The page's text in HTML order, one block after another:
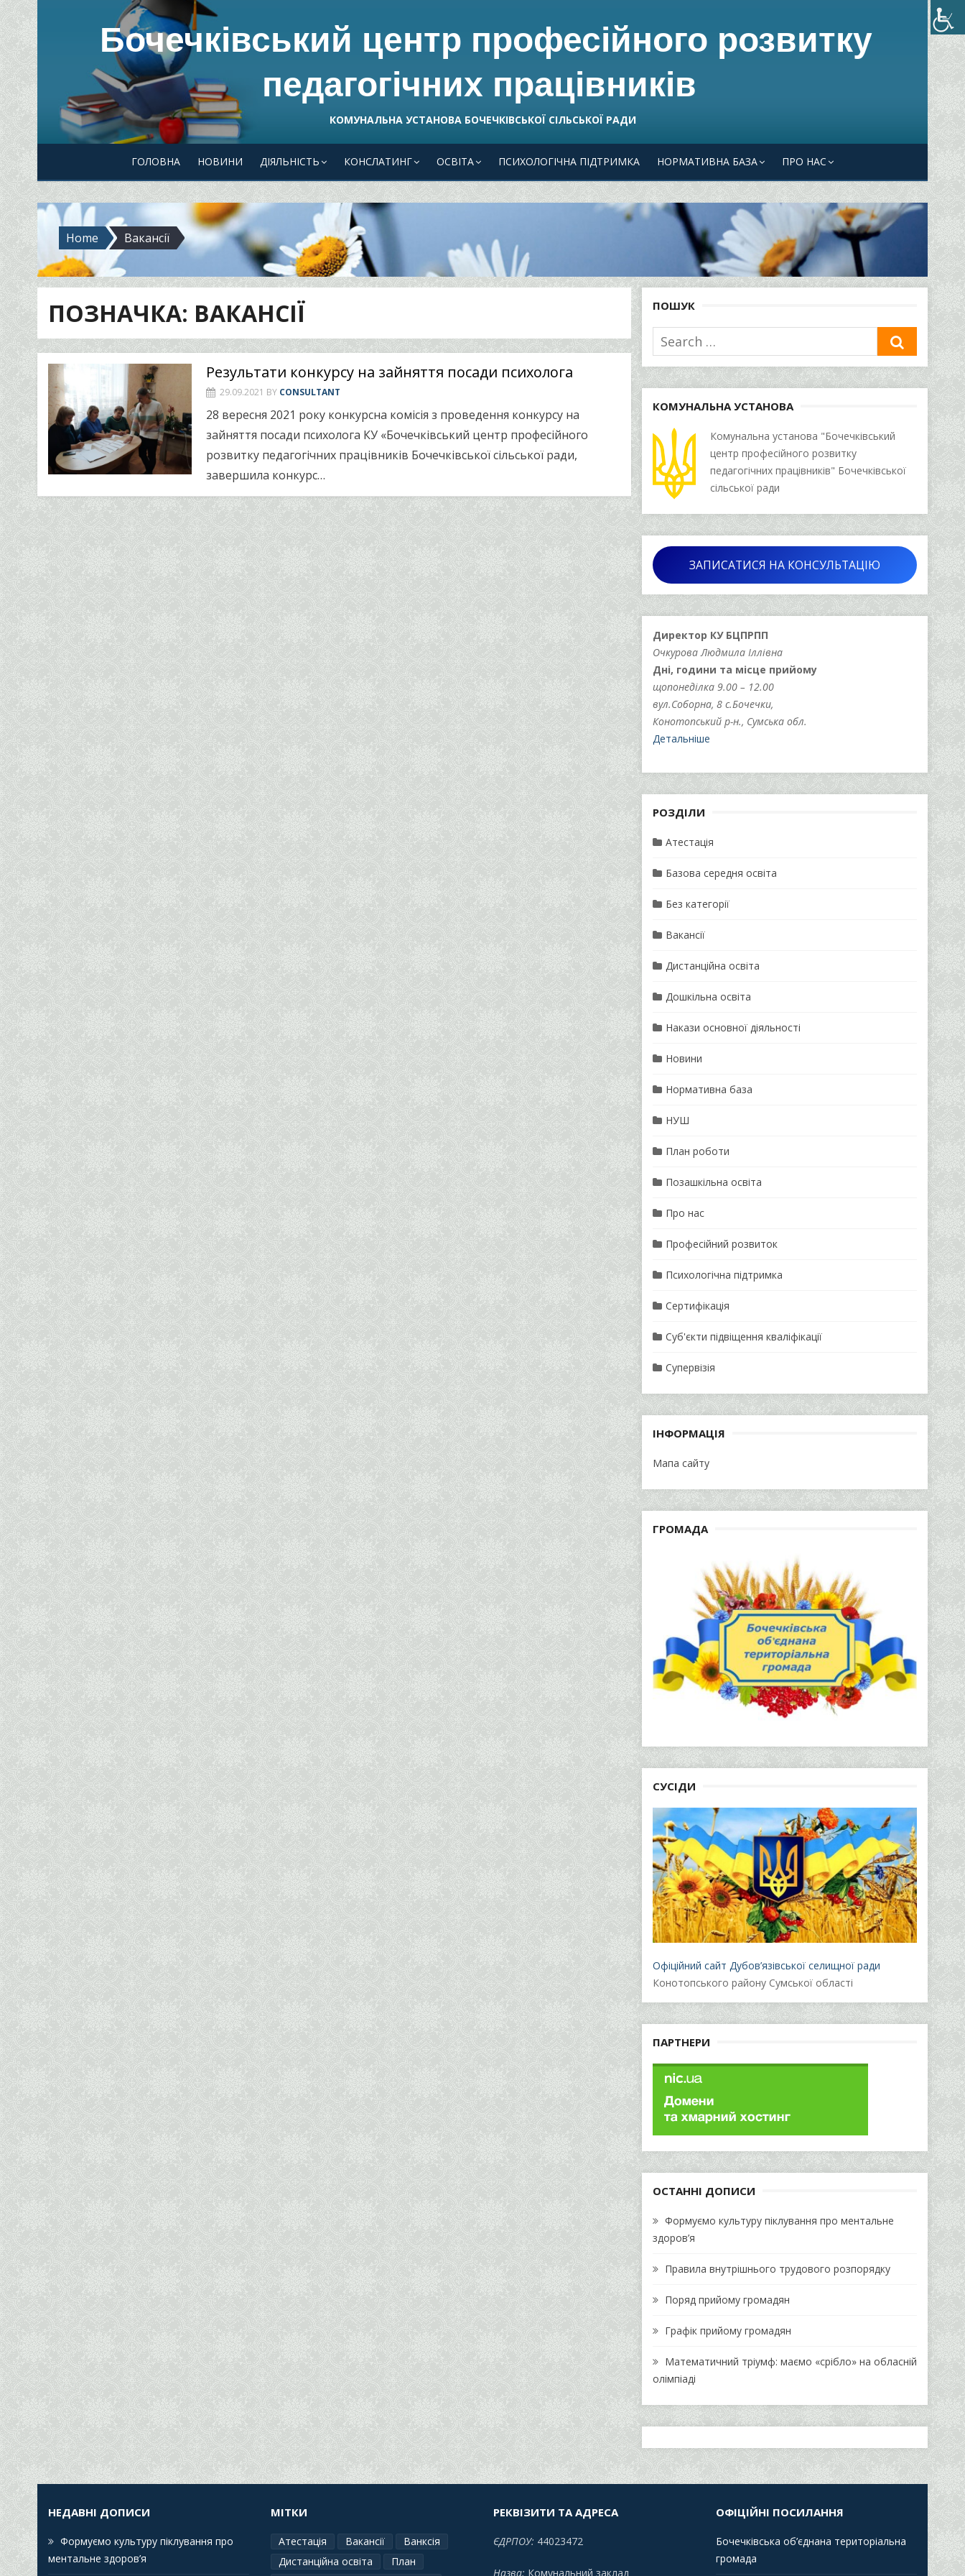
Бочечківський центр професійного розвитку
педагогічних працівників
КОМУНАЛЬНА УСТАНОВА БОЧЕЧКІВСЬКОЇ СІЛЬСЬКОЇ РАДИ
ГОЛОВНА НОВИНИ ДІЯЛЬНІСТЬ КОНСЛАТИНГ ОСВІТА ПСИХОЛОГІЧНА ПІДТРИМКА НОРМАТИВНА БАЗА ПРО НАС
Home Вакансії
ПОЗНАЧКА: ВАКАНСІЇ
Результати конкурсу на зайняття посади психолога
29.09.2021 BY CONSULTANT
28 вересня 2021 року конкурсна комісія з проведення конкурсу на
зайняття посади психолога КУ «Бочечківський центр професійного
розвитку педагогічних працівників Бочечківської сільської ради,
завершила конкурс…
ПОШУК
Search
for:
КОМУНАЛЬНА УСТАНОВА
Комунальна установа "Бочечківський
центр професійного розвитку
педагогічних працівників" Бочечківської
сільської ради
ЗАПИСАТИСЯ НА КОНСУЛЬТАЦІЮ
Директор КУ БЦПРПП
Очкурова Людмила Іллівна
Дні, години та місце прийому
щопонеділка 9.00 – 12.00
вул.Соборна, 8 с.Бочечки,
Конотопський р-н., Сумська обл.
Детальніше
РОЗДІЛИ
Атестація
Базова середня освіта
Без категорії
Вакансії
Дистанційна освіта
Дошкільна освіта
Накази основної діяльності
Новини
Нормативна база
НУШ
План роботи
Позашкільна освіта
Про нас
Професійний розвиток
Психологічна підтримка
Сертифікація
Суб'єкти підвіщення кваліфікації
Супервізія
ІНФОРМАЦІЯ
Мапа сайту
ГРОМАДА
СУСІДИ
Офіційний сайт Дубов’язівської селищної ради
Конотопського району Сумської області
ПАРТНЕРИ
ОСТАННІ ДОПИСИ
Формуємо культуру піклування про ментальне
здоров’я
Правила внутрішнього трудового розпорядку
Поряд прийому громадян
Графік прийому громадян
Математичний тріумф: маємо «срібло» на обласній
олімпіаді
НЕДАВНІ ДОПИСИ
Формуємо культуру піклування про
ментальне здоров’я
МІТКИ
Атестація Вакансії
Ванксія
Дистанційна освіта
План
РЕКВІЗИТИ ТА АДРЕСА
ЄДРПОУ: 44023472
Назва: Комунальний заклад
ОФІЦІЙНІ ПОСИЛАННЯ
Бочечківська об’єднана територіальна
громада